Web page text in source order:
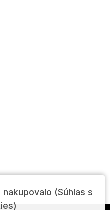
(Súhlas s